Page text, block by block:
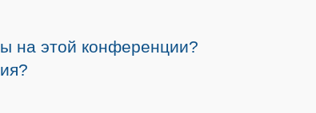
на этой конференции?